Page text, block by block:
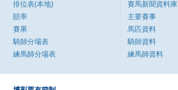
排位表(本地)
賠率
賽果
騎師分場表
練馬師分場表
賽馬新聞資料庫
主要賽事
馬匹資料
騎師資料
練馬師資料